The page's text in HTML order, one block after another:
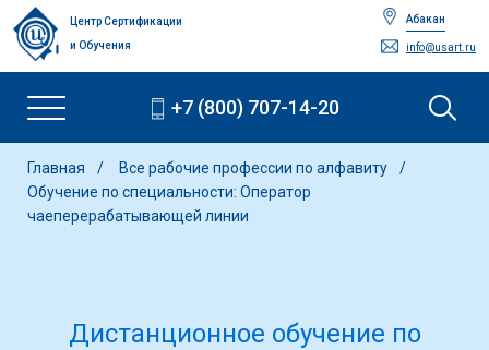
Центр Сертификации
и Обучения
Абакан
info@usart.ru
+7 (800) 707-14-20
Главная
Все рабочие профессии по алфавиту
Обучение по специальности: Оператор
чаеперерабатывающей линии
Дистанционное обучение по